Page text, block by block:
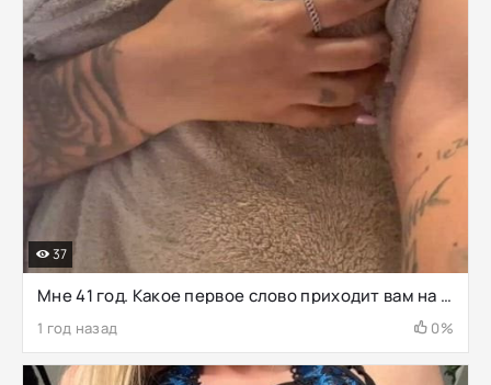
Мне 41 год. Какое первое слово приходит вам на ум…
1 год назад 0%
37